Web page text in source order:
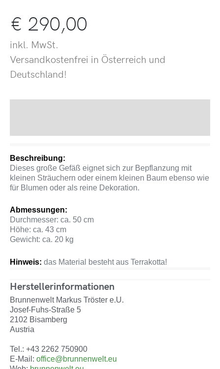
€ 290,00
inkl. MwSt.
Versandkostenfrei in Österreich und
Deutschland!
Beschreibung:
Dieses große Gefäß eignet sich zur Bepflanzung mit
kleinen Sträuchern oder einem kleinen Baum ebenso wie
für Blumen oder als reine Dekoration.
Abmessungen:
Durchmesser: ca. 50 cm
Höhe: ca. 43 cm
Gewicht: ca. 20 kg
Hinweis: das Material besteht aus Terrakotta!
Herstellerinformationen
Brunnenwelt Markus Tröster e.U.
Josef-Fuhs-Straße 5
2102 Bisamberg
Austria
Tel.: +43 2262 750900
E-Mail: office@brunnenwelt.eu